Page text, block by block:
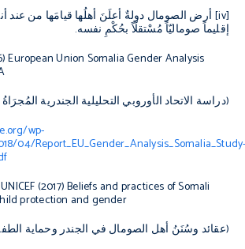
[iv] أرض الصومال دولةٌ أعلَنَ أهلُها قيامَها من عند
إقليماً صوماليّاً مُسْتقلّاً بحُكْمِ نفسه.
European Union Somalia Gender Analysis
(دراسة الاتحاد الأوروبي التحليلية الجندرية
wp-
04/
(2017)Beliefs and practices of Somali
protection and gender
(عقائد وسُنَنُ أهل الصومال في الجندر وحماية